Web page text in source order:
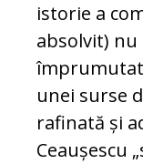
istorie a
absolvit) nu
unei surse
rafinată și
Ceaușescu